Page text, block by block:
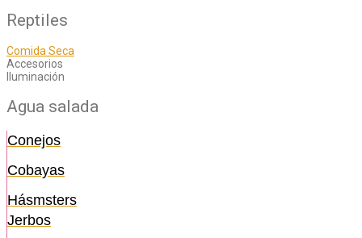
Reptiles
Comida Seca
Accesorios
Iluminación
Agua salada
Conejos
Cobayas
Hásmsters
Jerbos